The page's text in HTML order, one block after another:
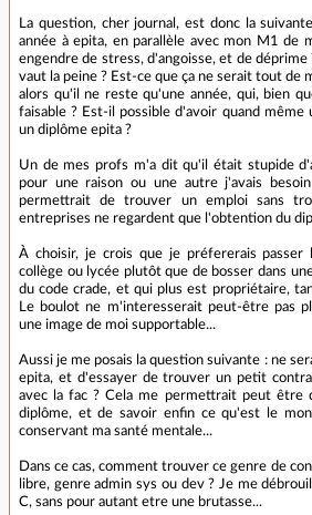
La question, cher journal, est donc la
année à epita, en parallèle avec mon M1 de
engendre de stress, d'angoisse, et de
vaut la peine ? Est-ce que ça ne serait tout de
alors qu'il ne reste qu'une année, qui, bien
faisable ? Est-il possible d'avoir quand même
un diplôme epita ?
Un de mes profs m'a dit qu'il était stupide
pour une raison ou une autre j'avais
permettrait de trouver un emploi sans
entreprises ne regardent que l'obtention du
À choisir, je crois que je préfererais
collège ou lycée plutôt que de bosser dans
du code crade, et qui plus est propriétaire,
Le boulot ne m'interesserait peut-être pas
une image de moi supportable...
Aussi je me posais la question suivante : ne
epita, et d'essayer de trouver un petit
avec la fac ? Cela me permettrait peut être
diplôme, et de savoir enfin ce qu'est le
conservant ma santé mentale...
Dans ce cas, comment trouver ce genre de
libre, genre admin sys ou dev ? Je me
C, sans pour autant etre une brutasse...